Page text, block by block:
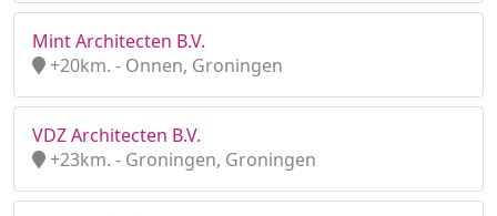
Mint Architecten B.V.
+20km. - Onnen, Groningen
VDZ Architecten B.V.
+23km. - Groningen, Groningen